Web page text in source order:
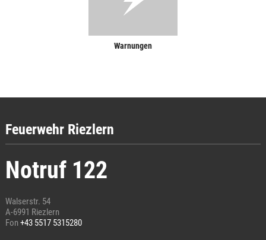
Warnungen
Feuerwehr Riezlern
Notruf 122
Walserstr. 54
A-6991 Riezlern
Fon+43 5517 5315280